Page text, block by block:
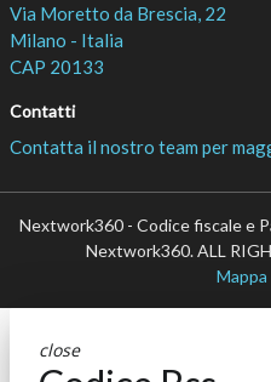
Via Moretto da Brescia, 22
Milano - Italia
CAP 20133
Contatti
Contatta il nostro team per
Nextwork360 - Codice fiscale e
Nextwork360. ALL
close